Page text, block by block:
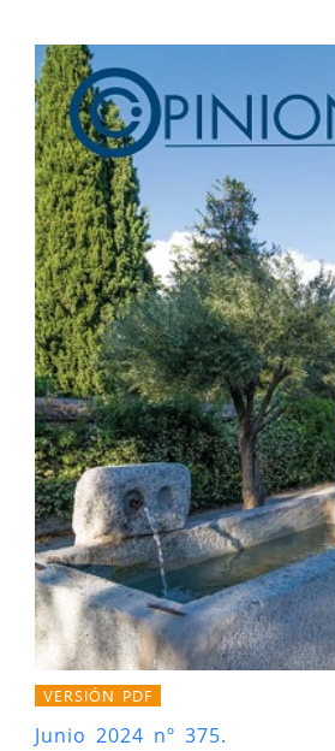
VERSIÓN PDF
Junio 2024 nº 375.